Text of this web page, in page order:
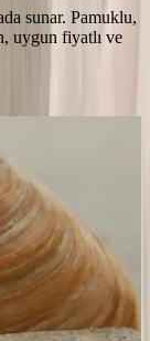
sunar. Pamuklu,
uygun fiyatlı ve